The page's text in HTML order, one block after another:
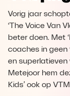
Vorig jaar
‘The Voice Van
beter doen. Met
coaches in geen
en superlatieven
Metejoor hem
Kids’ ook op